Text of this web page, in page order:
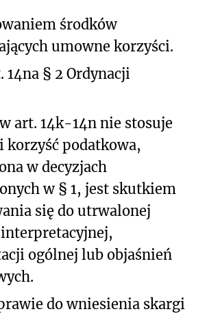
środków
umowne korzyści.
14na § 2 Ordynacji
art. 14k-14n nie stosuje
korzyść podatkowa,
w decyzjach
w § 1, jest skutkiem
się do utrwalonej
ogólnej lub objaśnień
do wniesienia skargi